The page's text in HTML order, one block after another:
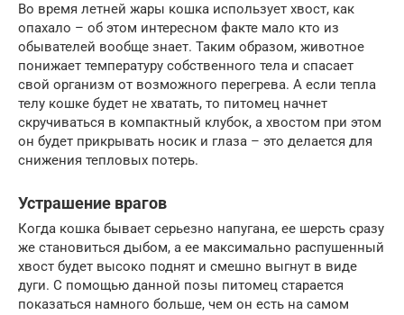
Во время летней жары кошка использует хвост, как
опахало – об этом интересном факте мало кто из
обывателей вообще знает. Таким образом, животное
понижает температуру собственного тела и спасает
свой организм от возможного перегрева. А если тепла
телу кошке будет не хватать, то питомец начнет
скручиваться в компактный клубок, а хвостом при этом
он будет прикрывать носик и глаза – это делается для
снижения тепловых потерь.
Устрашение врагов
Когда кошка бывает серьезно напугана, ее шерсть сразу
же становиться дыбом, а ее максимально распушенный
хвост будет высоко поднят и смешно выгнут в виде
дуги. С помощью данной позы питомец старается
показаться намного больше, чем он есть на самом